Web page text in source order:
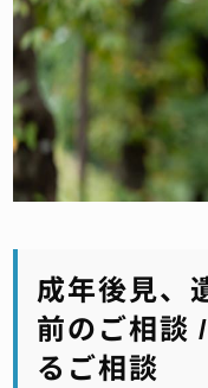
成年後見、
前のご相談
るご相談